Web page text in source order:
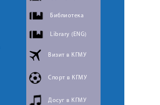
Библиотека
Library (ENG)
Визит в КГМУ
Спорт в КГМУ
Досуг в КГМУ